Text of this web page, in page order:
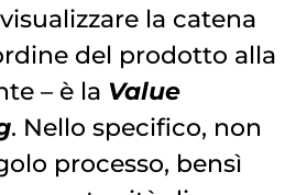
la catena
del prodotto alla
– è la Value
. Nello specifico, non
processo, bensì